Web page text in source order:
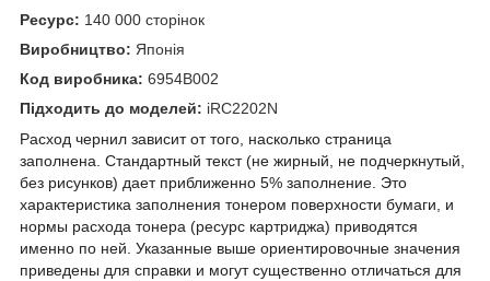
Ресурс: 140 000 сторінок
Виробництво: Японія
Код виробника: 6954B002
Підходить до моделей: iRC2202N
Расход чернил зависит от того, насколько страница
заполнена. Стандартный текст (не жирный, не подчеркнутый,
без рисунков) дает приближенно 5% заполнение. Это
характеристика заполнения тонером поверхности бумаги, и
нормы расхода тонера (ресурс картриджа) приводятся
именно по ней. Указанные выше ориентировочные значения
приведены для справки и могут существенно отличаться для